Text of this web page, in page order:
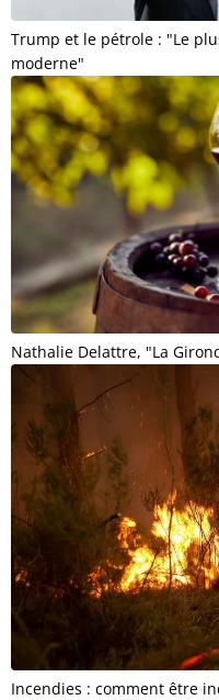
Trump et le pétrole : "Le
moderne"
Nathalie Delattre, "La
Incendies : comment être